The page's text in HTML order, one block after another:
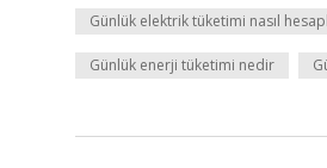
Günlük elektrik tüketimi nasıl
Günlük enerji tüketimi nedir